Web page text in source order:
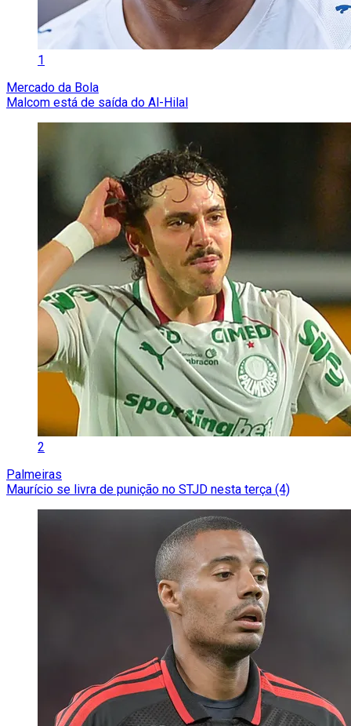
1
Mercado da Bola
Malcom está de saída do Al-Hilal
2
Palmeiras
Maurício se livra de punição no STJD nesta terça (4)